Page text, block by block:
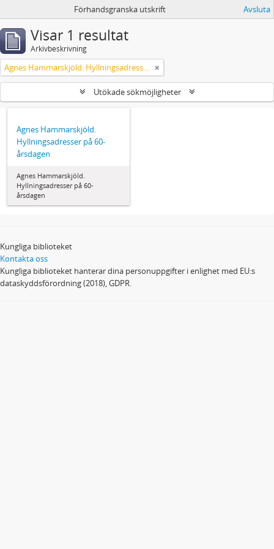
Förhandsgranska utskrift Avsluta
Visar 1 resultat
Arkivbeskrivning
Agnes Hammarskjöld. Hyllningsadresser på 60-årsdagen
Utökade sökmöjligheter
Agnes Hammarskjöld.
Hyllningsadresser på 60-
årsdagen
Agnes Hammarskjöld.
Hyllningsadresser på 60-
årsdagen
Kungliga biblioteket
Kontakta oss
Kungliga biblioteket hanterar dina personuppgifter i enlighet med EU:s
dataskyddsförordning (2018), GDPR.